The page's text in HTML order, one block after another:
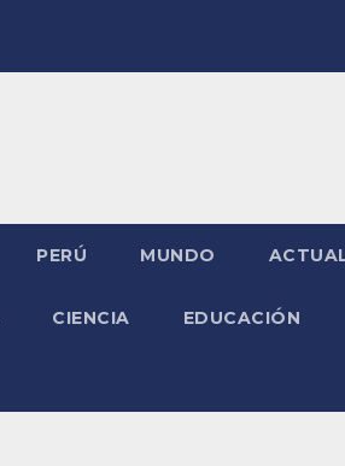
PERÚ MUNDO
CIENCIA EDUCACIÓN